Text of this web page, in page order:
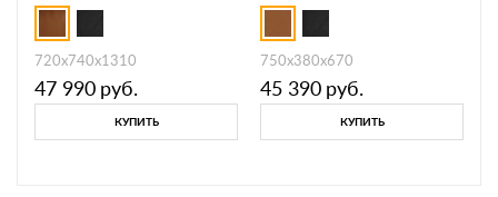
720х740х1310
47 990 руб.
КУПИТЬ
750х380х670
45 390 руб.
КУПИТЬ